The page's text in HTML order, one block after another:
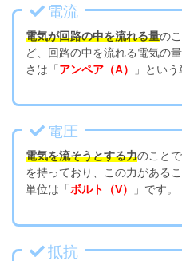
電流
電気が回路の中を流れる量の
ど、回路の中を流れる電気の
さは「 アンペア（A） 」とい
電圧
電気を流そうとする力のこと
を持っており、この力がある
単位は「 ボルト（V） 」です。
抵抗